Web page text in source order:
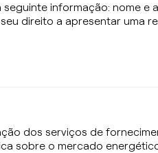
informação: nome e
direito a apresentar uma
dos serviços de
sobre o mercado